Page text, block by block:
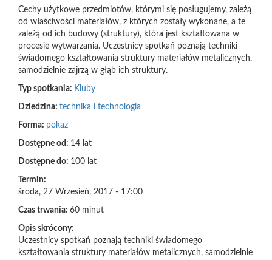
Cechy użytkowe przedmiotów, którymi się posługujemy, zależą
od właściwości materiałów, z których zostały wykonane, a te
zależą od ich budowy (struktury), która jest kształtowana w
procesie wytwarzania. Uczestnicy spotkań poznają techniki
świadomego kształtowania struktury materiałów metalicznych,
samodzielnie zajrzą w głąb ich struktury.
Typ spotkania: Kluby
Dziedzina: technika i technologia
Forma: pokaz
Dostępne od: 14 lat
Dostępne do: 100 lat
Termin:
środa, 27 Wrzesień, 2017 - 17:00
Czas trwania: 60 minut
Opis skrócony:
Uczestnicy spotkań poznają techniki świadomego
kształtowania struktury materiałów metalicznych, samodzielnie